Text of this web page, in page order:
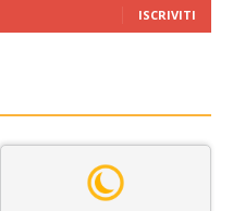
ISCRIVITI